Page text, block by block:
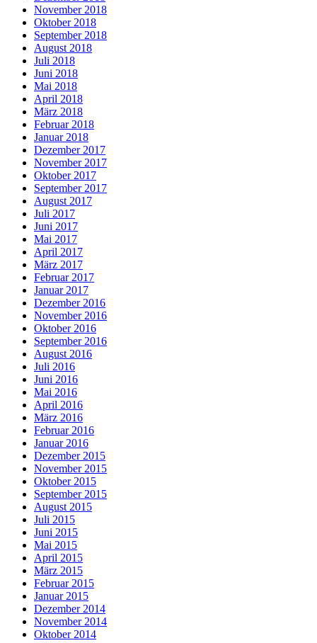
November 2018
Oktober 2018
September 2018
August 2018
Juli 2018
Juni 2018
Mai 2018
April 2018
März 2018
Februar 2018
Januar 2018
Dezember 2017
November 2017
Oktober 2017
September 2017
August 2017
Juli 2017
Juni 2017
Mai 2017
April 2017
März 2017
Februar 2017
Januar 2017
Dezember 2016
November 2016
Oktober 2016
September 2016
August 2016
Juli 2016
Juni 2016
Mai 2016
April 2016
März 2016
Februar 2016
Januar 2016
Dezember 2015
November 2015
Oktober 2015
September 2015
August 2015
Juli 2015
Juni 2015
Mai 2015
April 2015
März 2015
Februar 2015
Januar 2015
Dezember 2014
November 2014
Oktober 2014